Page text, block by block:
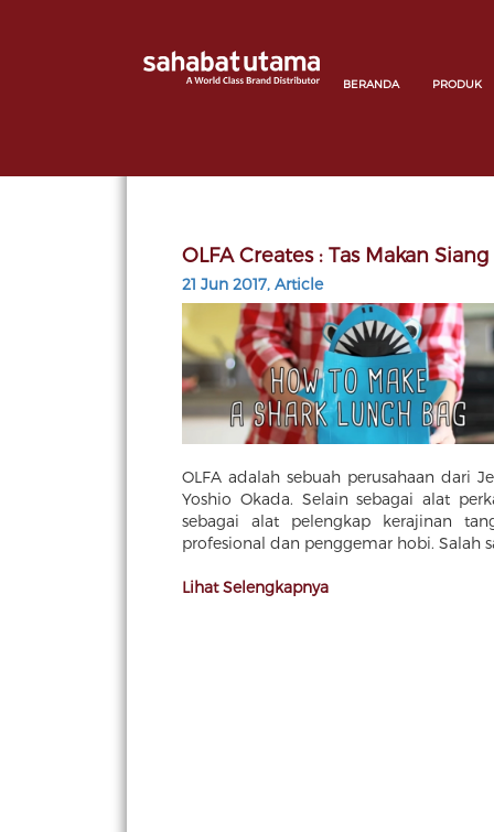
BERANDA PRODUK
OLFA Creates : Tas Makan
21 Jun 2017, Article
OLFA adalah sebuah perusahaan dari
Yoshio Okada. Selain sebagai alat
sebagai alat pelengkap kerajinan
profesional dan penggemar hobi. Salah
Lihat Selengkapnya